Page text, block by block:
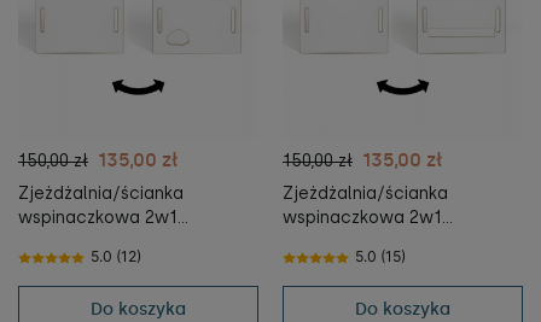
150,00 zł 135,00 zł
Zjeżdżalnia/ścianka
wspinaczkowa 2w1
Montessori XXL i piklera
5.0 (12)
Do koszyka
150,00 zł 135,00 zł
Zjeżdżalnia/ścianka
wspinaczkowa 2w1
Montessori XXL i piklera
5.0 (15)
Do koszyka